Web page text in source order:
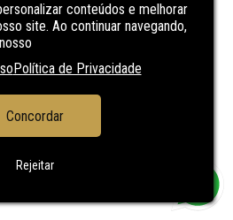
conteúdos e melhorar
site. Ao continuar navegando,
Política de Privacidade
Concordar
Rejeitar